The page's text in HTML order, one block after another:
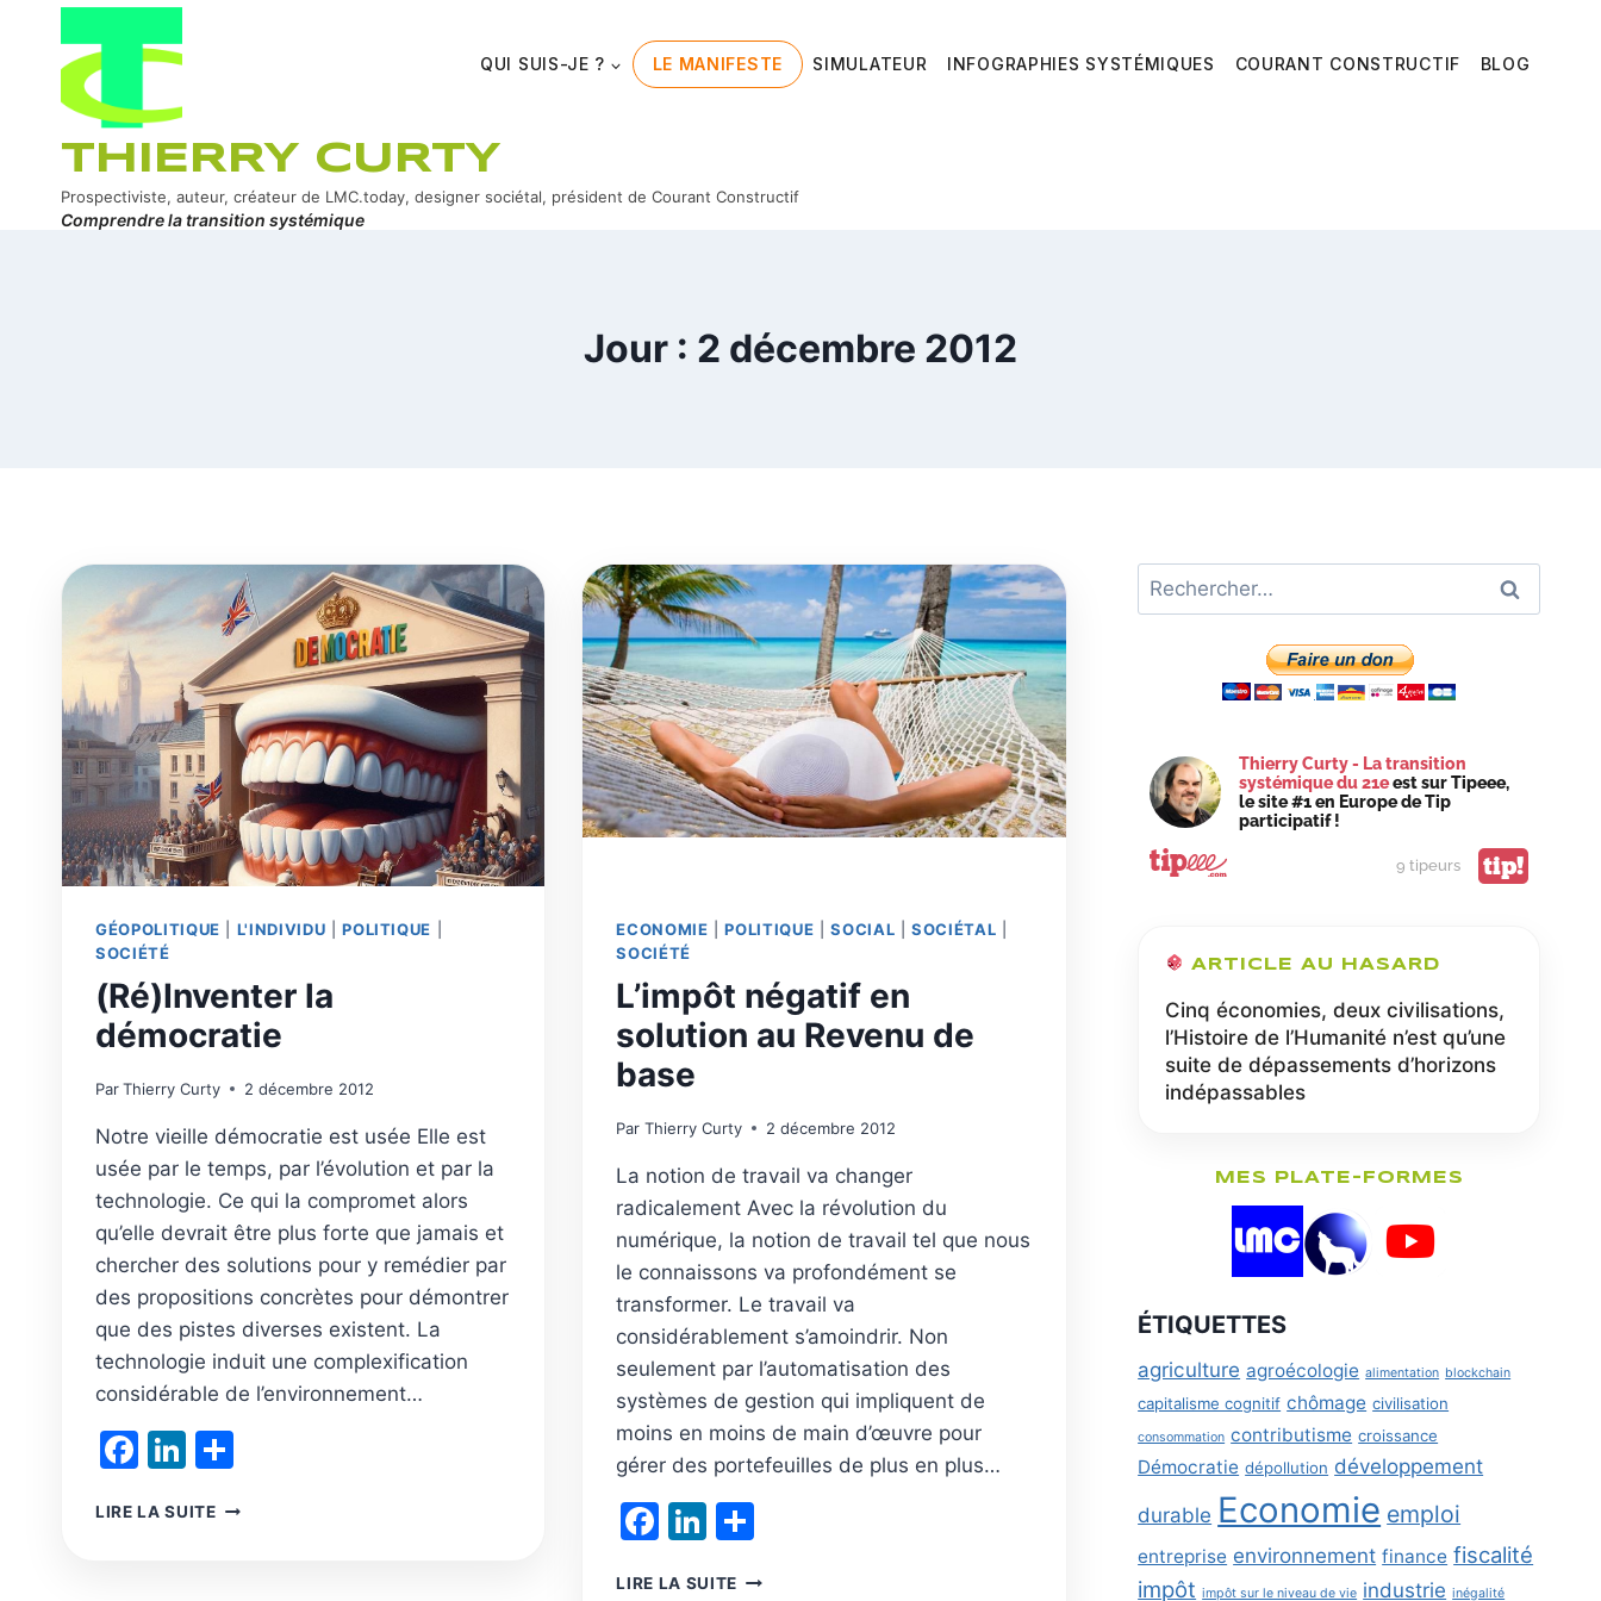
QUI SUIS-JE ? LE MANIFESTE SIMULATEUR INFOGRAPHIES SYSTÉMIQUES COURANT CONSTRUCTIF BLOG
THIERRY CURTY
Prospectiviste, auteur, créateur de LMC.today, designer sociétal, président de Courant Constructif
Comprendre la transition systémique
Jour : 2 décembre 2012
GÉOPOLITIQUE L'INDIVIDU |POLITIQUE
SOCIÉTÉ
(Ré)Inventer la
démocratie
ParThierry Curty 2 décembre 2012
Notre vieille démocratie est usée Elle est
usée par le temps, par l’évolution et par la
technologie. Ce qui la compromet alors
qu’elle devrait être plus forte que jamais et
chercher des solutions pour y remédier par
des propositions concrètes pour démontrer
que des pistes diverses existent. La
technologie induit une complexification
considérable de l’environnement…
Facebook
LinkedIn
LIRE LA SUITE(RÉ)INVENTER
ECONOMIE |POLITIQUE |SOCIAL |SOCIÉTAL
SOCIÉTÉ
L’impôt négatif en
solution au Revenu de
base
Par Thierry Curty 2 décembre 2012
La notion de travail va changer
radicalement Avec la révolution du
numérique, la notion de travail tel que nous
le connaissons va profondément se
transformer. Le travail va
considérablement s’amoindrir. Non
seulement par l’automatisation des
systèmes de gestion qui impliquent de
moins en moins de main d’œuvre pour
gérer des portefeuilles de plus en plus…
Facebook
LinkedIn
LIRE LA SUITE L’IMPÔT
Rechercher :
Thierry Curty - La transition
systémique du 21eest sur Tipeee,
le site #1 en Europe de Tip
participatif !
9 tipeurs tip!
ARTICLE AU HASARD
Cinq économies, deux civilisations,
l’Histoire de l’Humanité n’est qu’une
suite de dépassements d’horizons
indépassables
MES PLATE-FORMES
ÉTIQUETTES
agriculture agroécologie alimentation blockchain
capitalisme cognitif chômage civilisation
consommation contributisme croissance
Démocratie dépollution développement
durable Economie emploi
entreprise environnement finance fiscalité
impôt impôt sur le niveau de vie industrie inégalité